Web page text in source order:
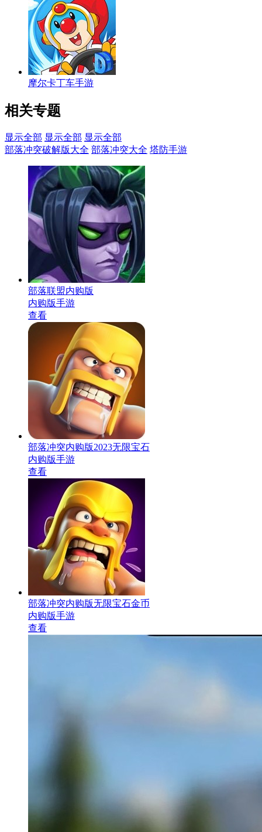
摩尔卡丁车手游
相关专题
显示全部 显示全部 显示全部
部落冲突破解版大全 部落冲突大全 塔防手游
部落联盟内购版
内购版手游
查看
部落冲突内购版2023无限宝石
内购版手游
查看
部落冲突内购版无限宝石金币
内购版手游
查看